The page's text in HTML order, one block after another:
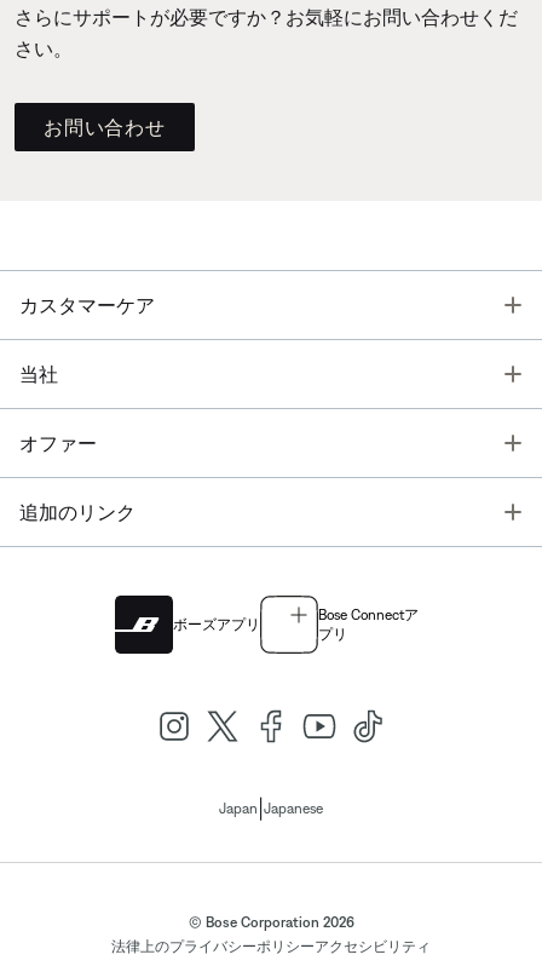
さらにサポートが必要ですか？お気軽にお問い合わせくだ
さい。
お問い合わせ
カスタマーケア
当社
オファー
追加のリンク
ボーズアプリ
Bose Connectア
プリ
Japan Japanese
© Bose Corporation 2026
法律上のプライバシーポリシーアクセシビリティ